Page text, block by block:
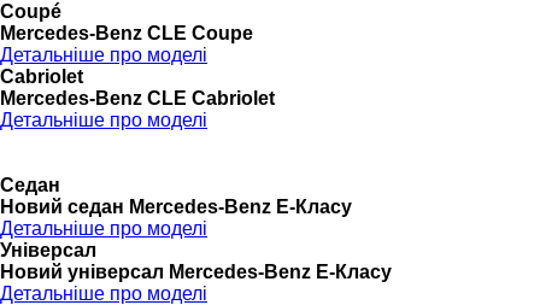
Coupé
Mercedes-Benz CLE Coupe
Детальніше про моделі
Cabriolet
Mercedes-Benz CLE Cabriolet
Детальніше про моделі
Седан
Новий седан Mercedes-Benz Е-Класу
Детальніше про моделі
Універсал
Новий універсал Mercedes-Benz E-Класу
Детальніше про моделі